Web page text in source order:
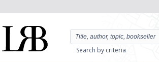
Search by criteria